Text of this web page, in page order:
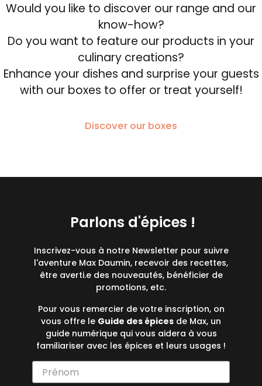
Would you like to discover our range and our
know-how?
Do you want to feature our products in your
culinary creations?
Enhance your dishes and surprise your guests
with our boxes to offer or treat yourself!
Discover our boxes
Parlons d'épices !
Inscrivez-vous à notre Newsletter pour suivre
l'aventure Max Daumin, recevoir des recettes,
être averti.e des nouveautés, bénéficier de
promotions, etc.
Pour vous remercier de votre inscription, on
vous offre le Guide des épices de Max, un
guide numérique qui vous aidera à vous
familiariser avec les épices et leurs usages !